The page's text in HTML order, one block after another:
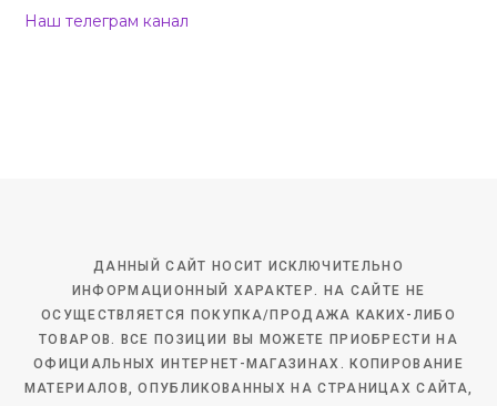
Наш телеграм канал
ДАННЫЙ САЙТ НОСИТ ИСКЛЮЧИТЕЛЬНО
ИНФОРМАЦИОННЫЙ ХАРАКТЕР. НА САЙТЕ НЕ
ОСУЩЕСТВЛЯЕТСЯ ПОКУПКА/ПРОДАЖА КАКИХ-ЛИБО
ТОВАРОВ. ВСЕ ПОЗИЦИИ ВЫ МОЖЕТЕ ПРИОБРЕСТИ НА
ОФИЦИАЛЬНЫХ ИНТЕРНЕТ-МАГАЗИНАХ. КОПИРОВАНИЕ
МАТЕРИАЛОВ, ОПУБЛИКОВАННЫХ НА СТРАНИЦАХ САЙТА,